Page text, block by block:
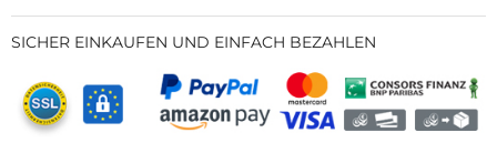
SICHER EINKAUFEN UND EINFACH BEZAHLEN